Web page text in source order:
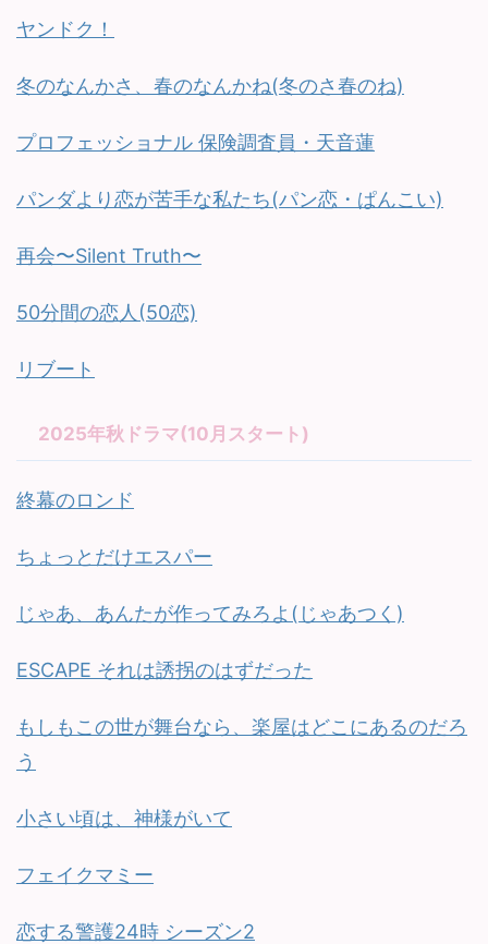
ヤンドク！
冬のなんかさ、春のなんかね(冬のさ春のね)
プロフェッショナル 保険調査員・天音蓮
パンダより恋が苦手な私たち(パン恋・ぱんこい)
再会〜Silent Truth〜
50分間の恋人(50恋)
リブート
2025年秋ドラマ(10月スタート)
終幕のロンド
ちょっとだけエスパー
じゃあ、あんたが作ってみろよ(じゃあつく)
ESCAPE それは誘拐のはずだった
もしもこの世が舞台なら、楽屋はどこにあるのだろ
う
小さい頃は、神様がいて
フェイクマミー
恋する警護24時 シーズン2